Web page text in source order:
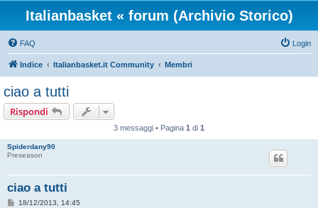
Italianbasket « forum (Archivio Storico)
FAQ Login
Indice Italianbasket.it Community Membri
ciao a tutti
Rispondi
3 messaggi • Pagina 1 di 1
Spiderdany90
Preseason
ciao a tutti
M18/12/2013, 14:45